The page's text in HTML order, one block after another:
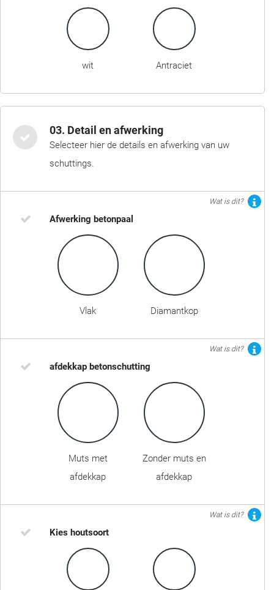
wit Antraciet
03. Detail en afwerking
Selecteer hier de details en afwerking van uw
schuttings.
Wat is dit?
Afwerking betonpaal
Vlak Diamantkop
Wat is dit?
afdekkap betonschutting
Muts met
afdekkap
Zonder muts en
afdekkap
Wat is dit?
Kies houtsoort